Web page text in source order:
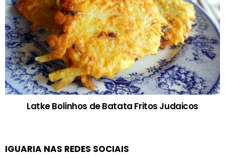
Latke Bolinhos de Batata Fritos Judaicos
IGUARIA NAS REDES SOCIAIS